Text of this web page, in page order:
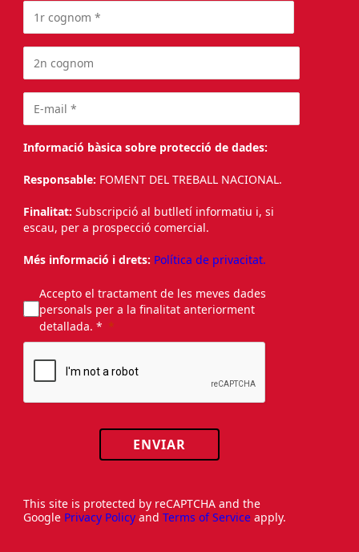
Informació bàsica sobre protecció de dades:
Responsable: FOMENT DEL TREBALL NACIONAL.
Finalitat: Subscripció al butlletí informatiu i, si
escau, per a prospecció comercial.
Més informació i drets: Política de privacitat.
Accepto el tractament de les meves dades
personals per a la finalitat anteriorment
detallada. *
ENVIAR
This site is protected by reCAPTCHA and the
Google Privacy Policy and Terms of Service apply.